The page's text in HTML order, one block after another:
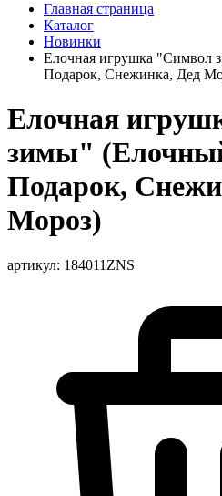
Главная страница
Каталог
Новинки
Елочная игрушка "Символ
Подарок, Снежинка, Дед
Елочная
зимы"
Подарок,
Мороз)
артикул: 184011ZNS